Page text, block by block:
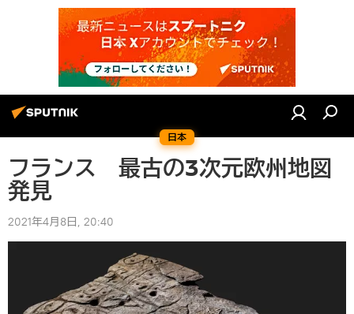
日本
フランス 最古の3次元欧州地図
発見
2021年4月8日, 20:40